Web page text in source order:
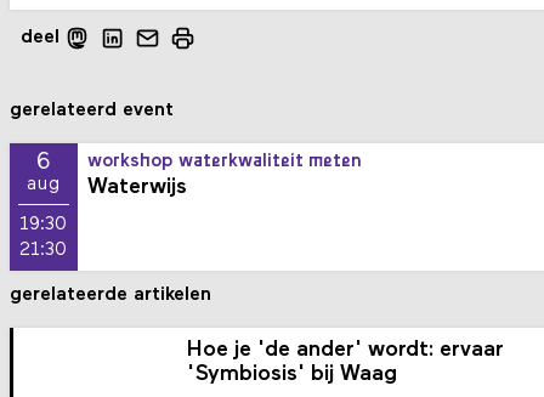
deel
gerelateerd event
6
aug
19:30
21:30
workshop waterkwaliteit meten
Waterwijs
gerelateerde artikelen
Hoe je 'de ander' wordt: ervaar
'Symbiosis' bij Waag